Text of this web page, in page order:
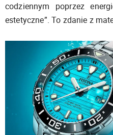
codziennym poprzez
estetyczne”. To zdanie z